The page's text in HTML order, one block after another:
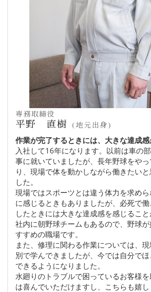
専務取締役
平野 直樹 (地元出身)
作業が完了するときには、大きな達成
入社して16年になります。以前は車の
事に就いていましたが、長年野球をや
り、現場で体を動かしながら働きたい
した。
現場ではスポーツとは違う体力を求め
に感じるときもありましたが、必死で
したときには大きな達成感を感じること
社内に朝野球チームもあるので、野球
すすめの職場です。
また、修理に関わる作業については、
別で学んできましたが、今では自分で
できるようになりました。
水廻りのトラブルで困っているお客様
は喜んでいただけますし、こちらも嬉し